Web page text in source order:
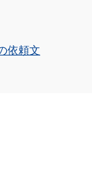
依頼文